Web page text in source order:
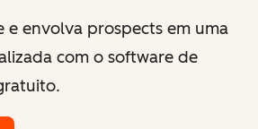
e envolva prospects em uma
com o software de